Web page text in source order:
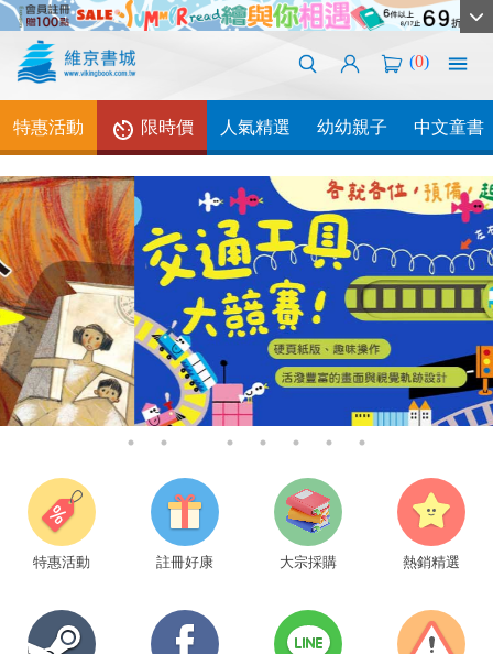
(0)
特惠活動 限時價 人氣精選 幼幼親子 中文童書
特惠活動 註冊好康 大宗採購 熱銷精選